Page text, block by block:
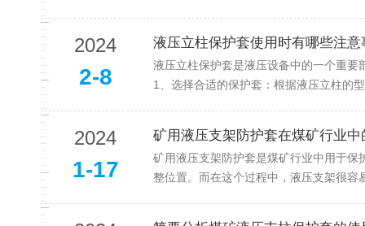
2024
2-8
液压立柱保护套使用时有哪些注意
液压立柱保护套是液压设备中的一个重
1、选择合适的保护套：根据液压立柱的
2024
1-17
矿用液压支架防护套在煤矿行业中
矿用液压支架防护套是煤矿行业中用于
整位置。而在这个过程中，液压支架很